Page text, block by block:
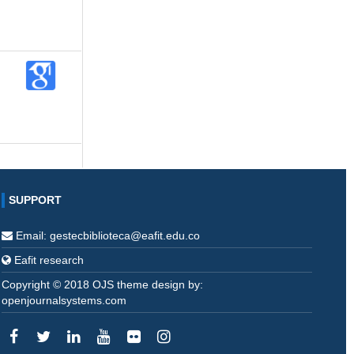
SUPPORT
Email: gestecbiblioteca@eafit.edu.co
Eafit research
Copyright © 2018 OJS theme design by:
openjournalsystems.com